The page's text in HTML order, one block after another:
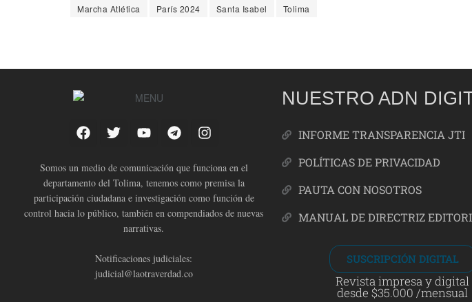
Marcha Atlética
París 2024 Santa Isabel Tolima
Somos un medio de comunicación que funciona en el
departamento del Tolima, tenemos como premisa la
participación ciudadana e investigación como función de
control hacia lo público, también en compendiados de nuevas
narrativas.
Notificaciones judiciales:
judicial@laotraverdad.co
NUESTRO ADN
INFORME TRANSPARENCIA JTI
POLÍTICAS DE PRIVACIDAD
PAUTA CON NOSOTROS
MANUAL DE DIRECTRIZ
SUSCRIPCIÓN DIGITAL
Revista impresa y digital
desde $35.000 /mensual